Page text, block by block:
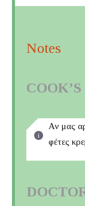
Notes
Αν μας
φέτες